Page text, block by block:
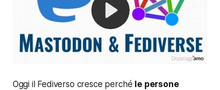
Oggi il Fediverso cresce perché le persone